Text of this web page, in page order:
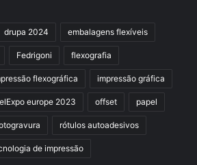
drupa 2024 embalagens flexíveis
Fedrigoni flexografia
flexográfica impressão gráfica
europe 2023 offset papel
rótulos autoadesivos
de impressão